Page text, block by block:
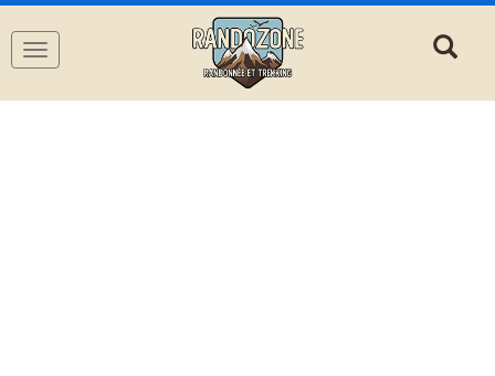
Navigation